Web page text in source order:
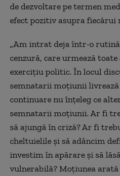
de dezvoltare pe termen
efect pozitiv asupra fiecărui
„Am intrat deja într-o
cenzură, care urmează
exercițiu politic. În locul
semnatarii moţiunii livrează
continuare nu înţeleg ce
semnatarii moţiunii. Ar fi
să ajungă în criză? Ar fi
cheltuielile şi să adâncim
investim în apărare şi să
vulnerabilă? Moţiunea